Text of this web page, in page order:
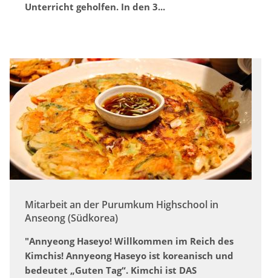
Unterricht geholfen. In den 3...
Mitarbeit an der Purumkum Highschool in
Anseong (Südkorea)
"Annyeong Haseyo! Willkommen im Reich des
Kimchis! Annyeong Haseyo ist koreanisch und
bedeutet „Guten Tag“. Kimchi ist DAS